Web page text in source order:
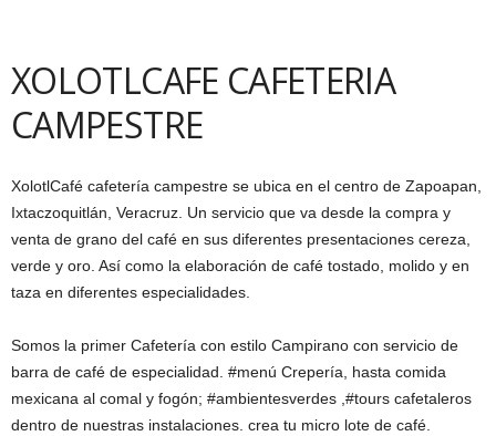
XOLOTLCAFE CAFETERIA
CAMPESTRE
XolotlCafé cafetería campestre se ubica en el centro de Zapoapan,
Ixtaczoquitlán, Veracruz. Un servicio que va desde la compra y
venta de grano del café en sus diferentes presentaciones cereza,
verde y oro. Así como la elaboración de café tostado, molido y en
taza en diferentes especialidades.
Somos la primer Cafetería con estilo Campirano con servicio de
barra de café de especialidad. #menú Crepería, hasta comida
mexicana al comal y fogón; #ambientesverdes ,#tours cafetaleros
dentro de nuestras instalaciones. crea tu micro lote de café.